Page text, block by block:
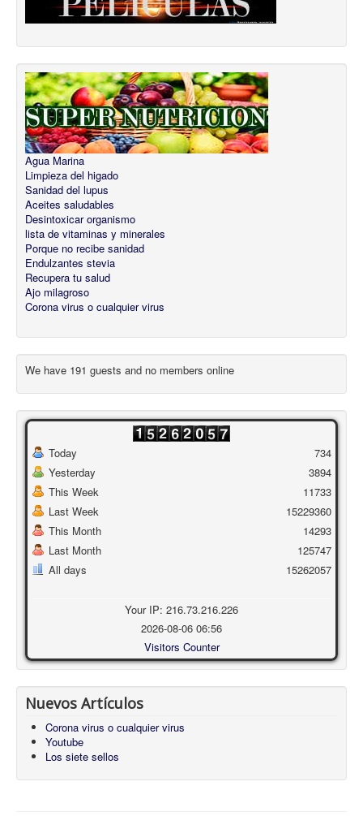
Agua Marina
Limpieza del higado
Sanidad del lupus
Aceites saludables
Desintoxicar organismo
lista de vitaminas y minerales
Porque no recibe sanidad
Endulzantes stevia
Recupera tu salud
Ajo milagroso
Corona virus o cualquier virus
We have 191 guests and no members online
Today
Yesterday
This Week
Last Week
This Month
Last Month
All days
734
3894
11733
15229360
14293
125747
15262057
Your IP: 216.73.216.226
2026-08-06 06:56
Visitors Counter
Nuevos Artículos
Corona virus o cualquier virus
Youtube
Los siete sellos